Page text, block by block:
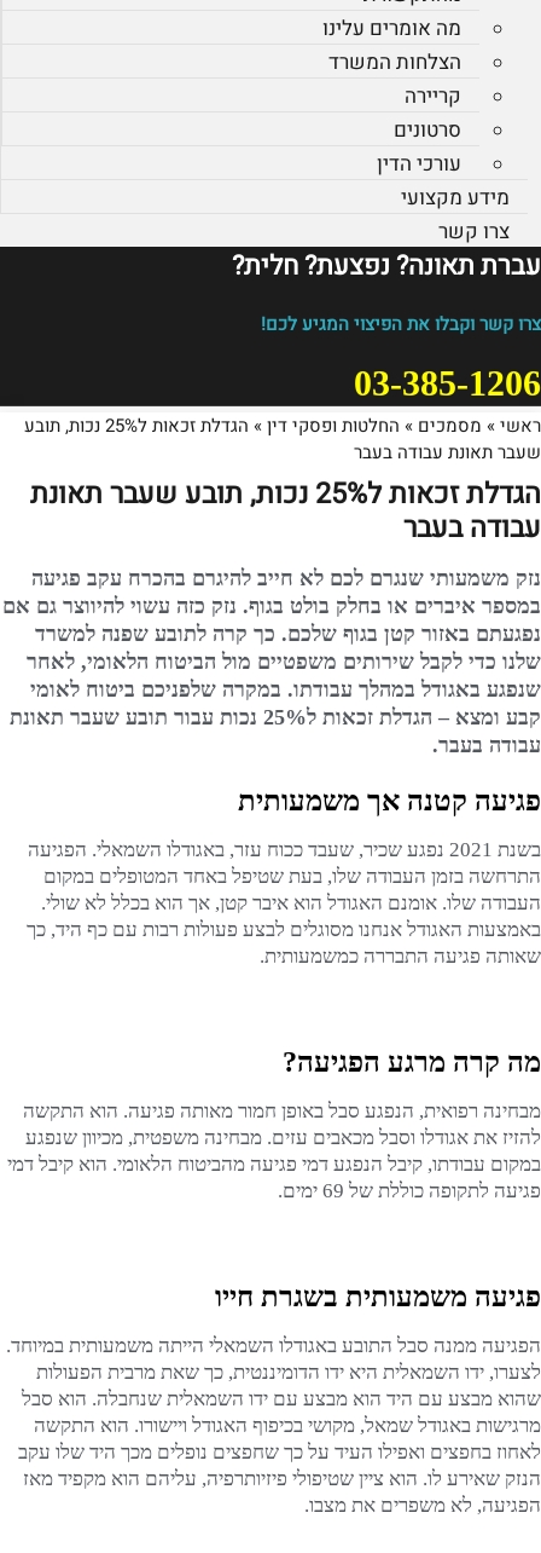
מה אומרים עלינו
הצלחות המשרד
קריירה
סרטונים
עורכי הדין
מידע מקצועי
צרו קשר
עברת תאונה? נפצעת? חלית?​
צרו קשר וקבלו את הפיצוי המגיע לכם!
03-385-1206
ראשי» מסמכים » החלטות ופסקי דין»
הגדלת זכאות ל25% נכות, תובע
שעבר תאונת עבודה בעבר
הגדלת זכאות ל25% נכות, תובע שעבר תאונת
עבודה בעבר
נזק משמעותי שנגרם לכם לא חייב להיגרם בהכרח עקב פגיעה
במספר איברים או בחלק בולט בגוף. נזק כזה עשוי להיווצר גם אם
נפגעתם באזור קטן בגוף שלכם. כך קרה לתובע שפנה למשרד
שלנו כדי לקבל שירותים משפטיים מול הביטוח הלאומי, לאחר
שנפגע באגודל במהלך עבודתו. במקרה שלפניכם ביטוח לאומי
קבע ומצא – הגדלת זכאות ל25% נכות עבור תובע שעבר תאונת
עבודה בעבר.
פגיעה קטנה אך משמעותית
בשנת 2021 נפגע שכיר, שעבד ככוח עזר, באגודלו השמאלי. הפגיעה
התרחשה בזמן העבודה שלו, בעת שטיפל באחד המטופלים במקום
העבודה שלו. אומנם האגודל הוא איבר קטן, אך הוא בכלל לא שולי.
באמצעות האגודל אנחנו מסוגלים לבצע פעולות רבות עם כף היד, כך
שאותה פגיעה התבררה כמשמעותית.
מה קרה מרגע הפגיעה?
מבחינה רפואית, הנפגע סבל באופן חמור מאותה פגיעה. הוא התקשה
להזיז את אגודלו וסבל מכאבים עזים. מבחינה משפטית, מכיוון שנפגע
במקום עבודתו, קיבל הנפגע דמי פגיעה מהביטוח הלאומי. הוא קיבל דמי
פגיעה לתקופה כוללת של 69 ימים.
פגיעה משמעותית בשגרת חייו
הפגיעה ממנה סבל התובע באגודלו השמאלי הייתה משמעותית במיוחד.
לצערו, ידו השמאלית היא ידו הדומיננטית, כך שאת מרבית הפעולות
שהוא מבצע עם היד הוא מבצע עם ידו השמאלית שנחבלה. הוא סבל
מרגישות באגודל שמאל, מקושי בכיפוף האגודל ויישורו. הוא התקשה
לאחוז בחפצים ואפילו העיד על כך שחפצים נופלים מכך היד שלו עקב
הנזק שאירע לו. הוא ציין שטיפולי פיזיותרפיה, עליהם הוא מקפיד מאז
הפגיעה, לא משפרים את מצבו.